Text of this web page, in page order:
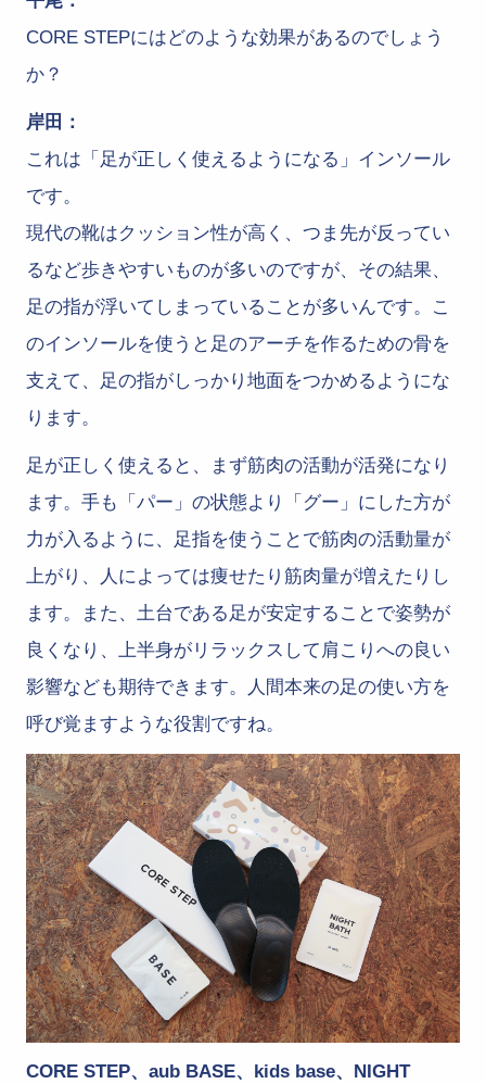
CORE STEPにはどのような効果があるのでしょう
か？
岸田：
これは「足が正しく使えるようになる」インソール
です。
現代の靴はクッション性が高く、つま先が反ってい
るなど歩きやすいものが多いのですが、その結果、
足の指が浮いてしまっていることが多いんです。こ
のインソールを使うと足のアーチを作るための骨を
支えて、足の指がしっかり地面をつかめるようにな
ります。
足が正しく使えると、まず筋肉の活動が活発になり
ます。手も「パー」の状態より「グー」にした方が
力が入るように、足指を使うことで筋肉の活動量が
上がり、人によっては痩せたり筋肉量が増えたりし
ます。また、土台である足が安定することで姿勢が
良くなり、上半身がリラックスして肩こりへの良い
影響なども期待できます。人間本来の足の使い方を
呼び覚ますような役割ですね。
CORE STEP、aub BASE、kids base、NIGHT